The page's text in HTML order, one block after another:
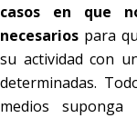
casos en que
necesarios para
su actividad con
determinadas.
medios